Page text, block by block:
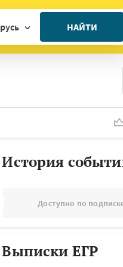
НАЙТИ
История
Доступно по
Выписки ЕГР